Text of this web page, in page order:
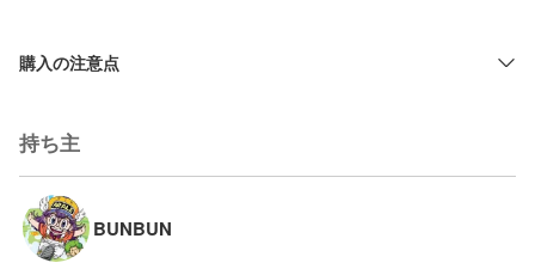
購入の注意点
持ち主
BUNBUN